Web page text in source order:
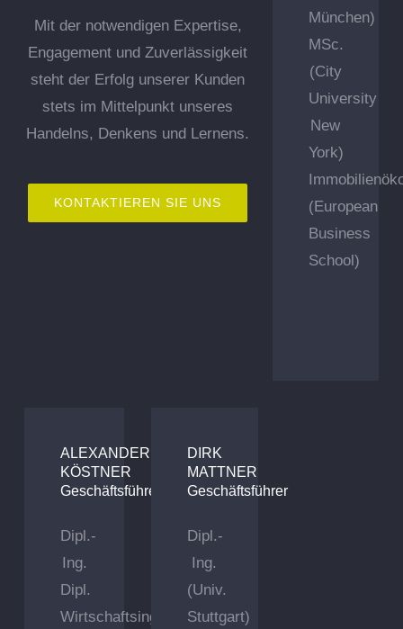
Mit der notwendigen Expertise,
Engagement und Zuverlässigkeit
steht der Erfolg unserer Kunden
stets im Mittelpunkt unseres
Handelns, Denkens und Lernens.
KONTAKTIEREN SIE UNS
München)
MSc.
(City
University
New
York)
(European
Business
School)
ALEXANDER
KÖSTNER
Geschäftsführer
Dipl.-
Ing.
Dipl.
Wirtschaftsingenieur
DIRK
MATTNER
Geschäftsführer
Dipl.-
Ing.
(Univ.
Stuttgart)